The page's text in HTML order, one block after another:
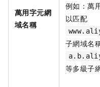
萬用字元網
域名稱
例如：萬
以匹配
子網域名
等多級子